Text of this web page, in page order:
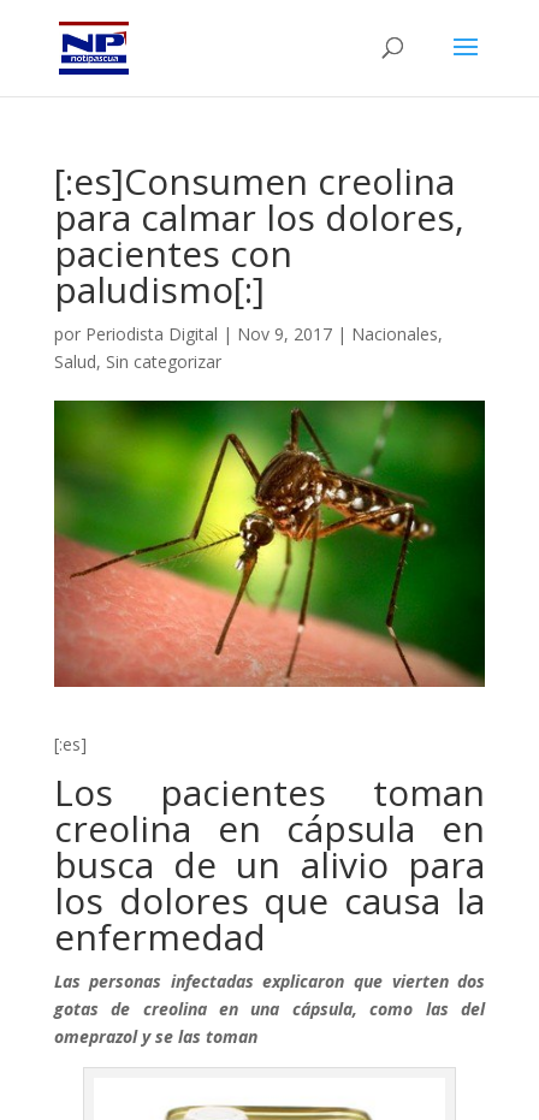
[:es]Consumen creolina
para calmar los dolores,
pacientes con
paludismo[:]
por Periodista Digital | Nov 9, 2017| Nacionales,
Salud, Sin categorizar
[:es]
Los pacientes toman
creolina en cápsula en
busca de un alivio para
los dolores que causa la
enfermedad
Las personas infectadas explicaron que vierten dos
gotas de creolina en una cápsula, como las del
omeprazol y se las toman